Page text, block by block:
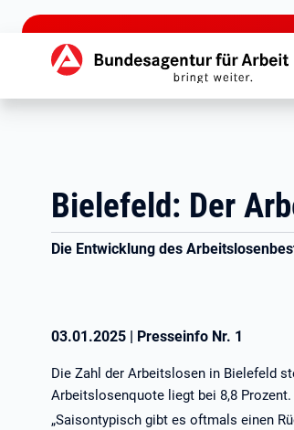
zu den Hauptinhalten springen
Hauptnavigation
Bielefeld: Der
Die Entwicklung des
03.01.2025 | Presseinfo Nr. 1
Die Zahl der Arbeitslosen in Bielefeld
Arbeitslosenquote liegt bei 8,8 Prozent.
„Saisontypisch gibt es oftmals einen